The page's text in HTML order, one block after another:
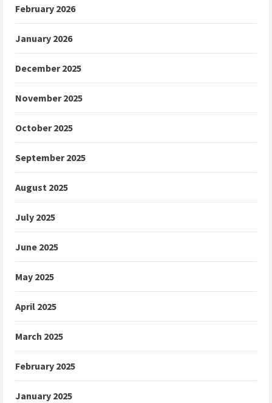
February 2026
January 2026
December 2025
November 2025
October 2025
September 2025
August 2025
July 2025
June 2025
May 2025
April 2025
March 2025
February 2025
January 2025